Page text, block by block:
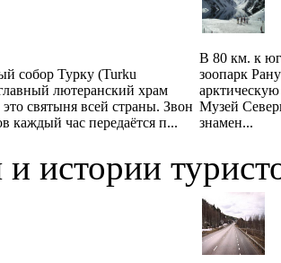
собор Турку (Turku
лютеранский храм
святыня всей страны. Звон
каждый час передаётся п...
В 80 км. к
зоопарк
Музей
знамен...
истории